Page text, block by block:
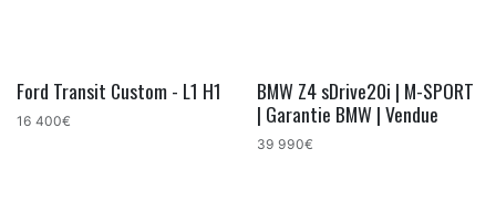
Ford Transit Custom - L1 H1
16 400€ Bon plan !
BMW Z4 sDrive20i | M-SPORT
| Garantie BMW | Vendue
39 990€